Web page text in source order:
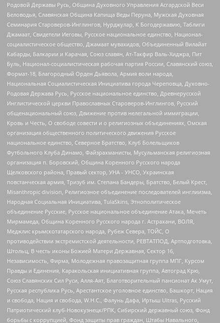
Родовой Державы Русь, Община Духовного Управления Асгардской Веси
Беловодья, Славянская Община Капища Веды Перуна, Мужская Духовная
Семинария Староверов-Инглингов, Нурджулар, К Богодержавию, Таблиги
Джамаат, Свидетели Иеговы, Русское национальное единство, Национал-
социалистическое общество, Джамаат мувахидов, Объединенный Вилайат
Кабарды, Балкарии и Карачая, Союз славян, Ат-Такфир Валь-Хиджра, Пит
Буль, Национал-социалистическая рабочая партия России, Славянский союз,
Формат-18, Благородный Орден Дьявола, Армия воли народа,
Национальная Социалистическая Инициатива города Череповца, Духовно-
Родовая Держава Русь, Русское национальное единство, Древнерусской
Инглистической церкви Православных Староверов-Инглингов, Русский
общенациональный союз, Движение против нелегальной иммиграции,
Кровь и Честь, О свободе совести и о религиозных объединениях, Омская
организация общественного политического движения Русское
национальное единство, Северное Братство, Клуб Болельщиков
Футбольного Клуба Динамо, Файзрахманисты, Мусульманская религиозная
организация п. Боровский, Община Коренного Русского народа
Щелковского района, Правый сектор, УНА - УНСО, Украинская
повстанческая армия, Тризуб им. Степана Бандеры, Братство, Белый Крест,
Misanthropic division, Религиозное объединение последователей инглиизма,
Народная Социальная Инициатива, TulaSkins, Этнополитическое
объединение Русские, Русское национальное объединение Атака, Мечеть
Мирмамеда, Община Коренного Русского народа г. Астрахани, ВОЛЯ,
Меджлис крымскотатарского народа, Рубеж Севера, ТОЙС, О
противодействии экстремистской деятельности, РЕВТАТПОД, Артподготовка,
Штольц, В честь иконы Божией Матери Державная, Сектор 16,
Независимость, Фирма, Молодежная правозащитная группа МПГ, Курсом
Правды и Единения, Каракольская инициативная группа, Автоград Крю,
Союз Славянских Сил Руси, Алля-Аят, Благотворительный пансионат Ак Умут,
Русская республика Русь, Арестантское уголовное единство, Башкорт, Нация
и свобода, Нация и свобода, W.H.С., Фалунь Дафа, Иртыш Ultras, Русский
Патриотический клуб-Новокузнецк/РПК, Сибирский державный союз, Фонд
борьбы с коррупцией, Фонд защиты прав граждан, Штабы Навального,